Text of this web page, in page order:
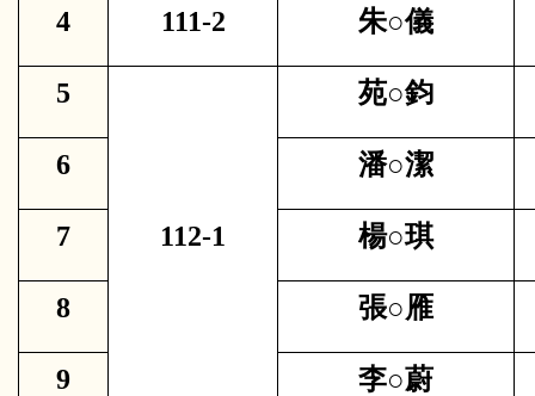
4 111-2 朱○儀
5
112-1
苑○鈞
6 潘○潔
7 楊○琪
8 張○雁
9 李○蔚